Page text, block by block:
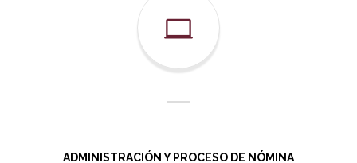
ADMINISTRACIÓN Y PROCESO DE NÓMINA